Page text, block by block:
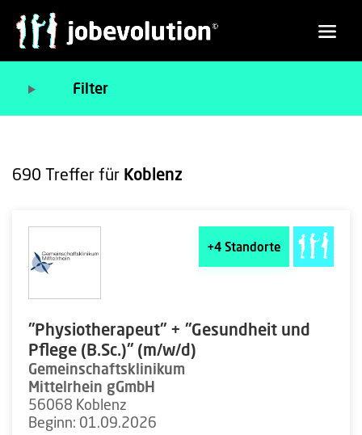
Filter
690 Treffer für Koblenz
+4 Standorte
"Physiotherapeut" + "Gesundheit und
Pflege (B.Sc.)" (m/w/d)
Gemeinschaftsklinikum
Mittelrhein gGmbH
56068 Koblenz
Beginn: 01.09.2026